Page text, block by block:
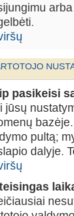
pasikeisi
jūsų
pultą;
dalyje.